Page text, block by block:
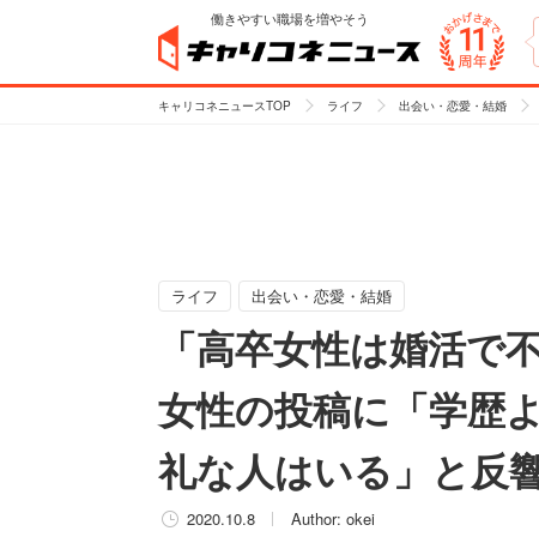
働きやすい職場を増やそう
キャリコネニュースTOP ライフ 出会い・恋愛・結婚
ライフ 出会い・恋愛・結婚
「高卒女性は婚活で
女性の投稿に「学歴
礼な人はいる」と反
2020.10.8 Author: okei